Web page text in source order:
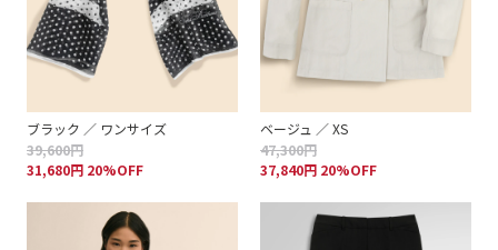
ブラック ／ ワンサイズ
39,600円
31,680円 20%OFF
ベージュ ／ XS
47,300円
37,840円 20%OFF